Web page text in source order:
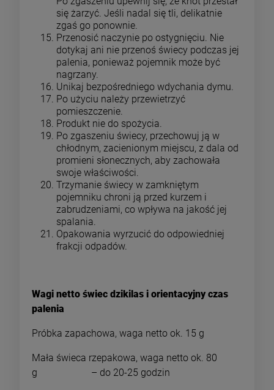
się żarzyć. Jeśli nadal się tli, delikatnie
zgaś go ponownie.
Przenosić naczynie po ostygnięciu. Nie
dotykaj ani nie przenoś świecy podczas jej
palenia, ponieważ pojemnik może być
nagrzany.
Unikaj bezpośredniego wdychania dymu.
Po użyciu należy przewietrzyć
pomieszczenie.
Produkt nie do spożycia.
Po zgaszeniu świecy, przechowuj ją w
chłodnym, zacienionym miejscu, z dala od
promieni słonecznych, aby zachowała
swoje właściwości.
Trzymanie świecy w zamkniętym
pojemniku chroni ją przed kurzem i
zabrudzeniami, co wpływa na jakość jej
spalania.
Opakowania wyrzucić do odpowiedniej
frakcji odpadów.
Wagi netto świec dzikilas i orientacyjny czas
palenia
Próbka zapachowa, waga netto ok. 15 g
Mała świeca rzepakowa, waga netto ok. 80
g – do 20-25 godzin